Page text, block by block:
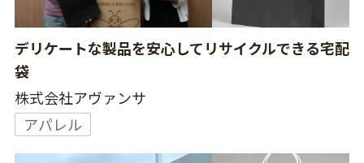
デリケートな製品を安心してリサイクルできる宅配
袋
株式会社アヴァンサ
アパレル